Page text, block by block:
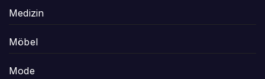
Medizin
Möbel
Mode